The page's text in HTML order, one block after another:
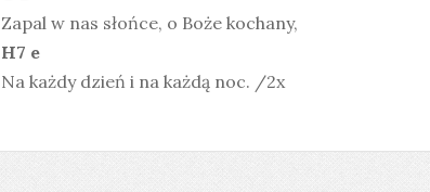
Zapal w nas słońce, o Boże kochany,
H7 e
Na każdy dzień i na każdą noc. /2x